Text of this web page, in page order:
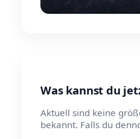
Was kannst du
Aktuell sind keine
bekannt. Falls du